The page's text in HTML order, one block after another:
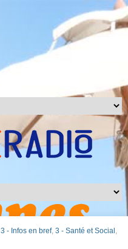
3 - Infos en bref, 3 - Santé et Social ,